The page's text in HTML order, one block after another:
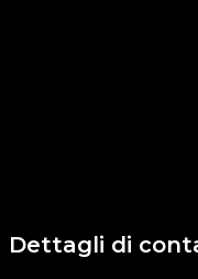
Dettagli di